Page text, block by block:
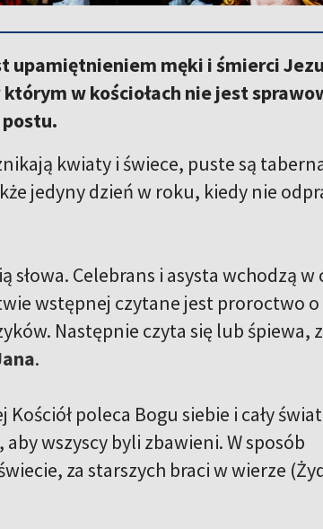
męki i śmierci
w kościołach nie jest
kwiaty i świece, puste są
jedyny dzień w roku, kiedy nie
Celebrans i asysta wchodzą w
wstępnej czytane jest proroctwo o
Następnie czyta się lub śpiewa,
.
poleca Bogu siebie i cały
wszyscy byli zbawieni. W sposób
za starszych braci w wierze